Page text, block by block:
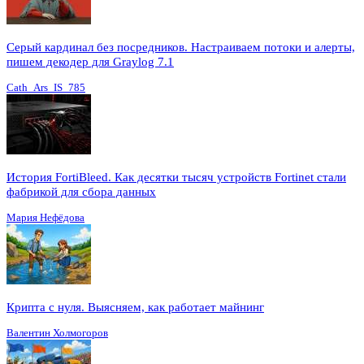
Серый кардинал без посредников. Настраиваем потоки и алерты,
пишем декодер для Graylog 7.1
Cath_Ars_IS_785
История FortiBleed. Как десятки тысяч устройств Fortinet стали
фабрикой для сбора данных
Мария Нефёдова
Крипта с нуля. Выясняем, как работает майнинг
Валентин Холмогоров